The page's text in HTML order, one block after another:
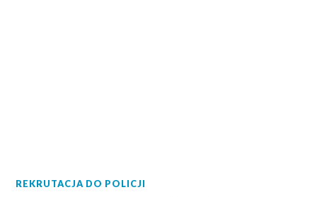
REKRUTACJA DO POLICJI